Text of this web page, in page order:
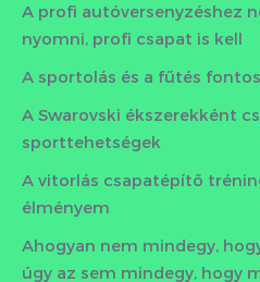
A profi autóversenyzéshez
nyomni, profi csapat is kell
A sportolás és a fűtés
A Swarovski ékszerekként
sporttehetségek
A vitorlás csapatépítő
élményem
Ahogyan nem mindegy,
úgy az sem mindegy, hogy